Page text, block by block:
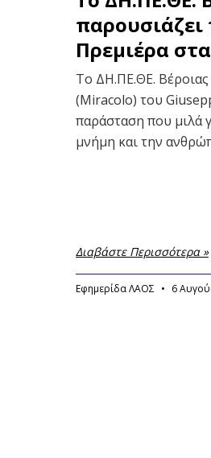
Πρεμιέρα
Το ΔΗ.ΠΕ.ΘΕ. Βέροιας
(Miracolo) του
παράσταση που μιλά
μνήμη και την
Διαβάστε Περισσότερα »
Εφημερίδα ΛΑΟΣ 6